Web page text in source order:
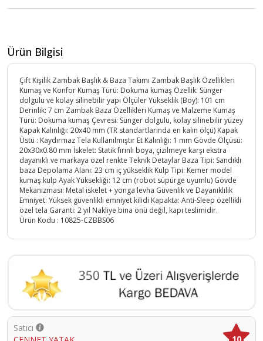
Ürün Bilgisi
Çift Kişilik Zambak Başlık & Baza Takımı Zambak Başlık Özellikleri
Kumaş ve Konfor Kumaş Türü: Dokuma kumaş Özellik: Sünger
dolgulu ve kolay silinebilir yapı Ölçüler Yükseklik (Boy): 101 cm
Derinlik: 7 cm Zambak Baza Özellikleri Kumaş ve Malzeme Kumaş
Türü: Dokuma kumaş Çevresi: Sünger dolgulu, kolay silinebilir yüzey
Kapak Kalınlığı: 20x40 mm (TR standartlarında en kalın ölçü) Kapak
Üstü : Kaydırmaz Tela Kullanılmıştır Et Kalınlığı: 1 mm Gövde Ölçüsü:
20x30x0.80 mm İskelet: Statik fırınlı boya, çizilmeye karşı ekstra
dayanıklı ve markaya özel renkte Teknik Detaylar Baza Tipi: Sandıklı
baza Depolama Alanı: 23 cm iç yükseklik Kulp Tipi: Kemer model
kumaş kulp Ayak Yüksekliği: 12 cm (robot süpürge uyumlu) Gövde
Mekanizması: Metal iskelet + yonga levha Güvenlik ve Dayanıklılık
Emniyet: Yüksek güvenlikli emniyet kilidi Kapakta: Anti-Sleep özellikli
özel tela Garanti: 2 yıl Nakliye bina önü değil, kapı teslimidir.
Ürün Kodu : 10825-CZBBS06
Satıcı